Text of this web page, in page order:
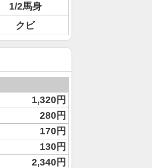
1/2馬身
クビ
1,320円
280円
170円
130円
2,340円